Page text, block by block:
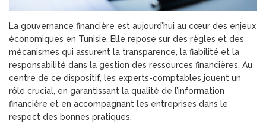
La gouvernance financière est aujourd’hui au cœur des enjeux
économiques en Tunisie. Elle repose sur des règles et des
mécanismes qui assurent la transparence, la fiabilité et la
responsabilité dans la gestion des ressources financières. Au
centre de ce dispositif, les experts-comptables jouent un
rôle crucial, en garantissant la qualité de l’information
financière et en accompagnant les entreprises dans le
respect des bonnes pratiques.